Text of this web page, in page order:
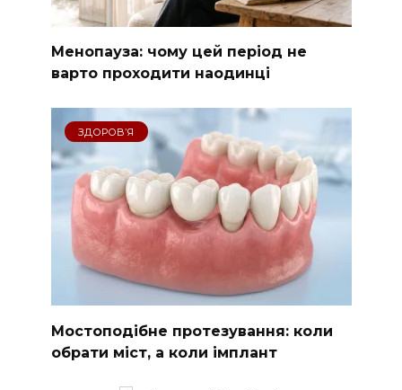
Менопауза: чому цей період не
варто проходити наодинці
ЗДОРОВʼЯ
Мостоподібне протезування: коли
обрати міст, а коли імплант